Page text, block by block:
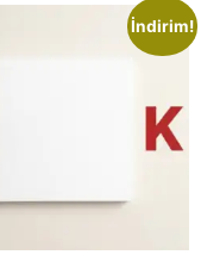
İndirim!